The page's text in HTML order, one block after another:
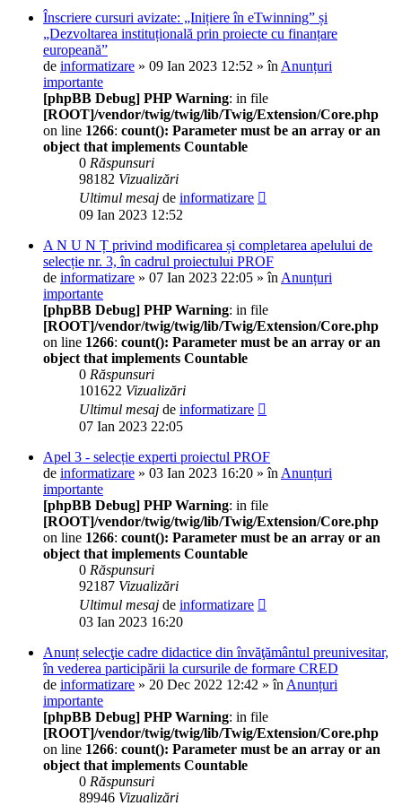
Înscriere cursuri avizate: „Inițiere în eTwinning” și
„Dezvoltarea instituțională prin proiecte cu finanțare
europeană”
de informatizare » 09 Ian 2023 12:52 » în Anunțuri
importante
[phpBB Debug] PHP Warning: in file
[ROOT]/vendor/twig/twig/lib/Twig/Extension/Core.php
on line 1266: count(): Parameter must be an array or an
object that implements Countable
0 Răspunsuri
98182 Vizualizări
Ultimul mesaj de informatizare
09 Ian 2023 12:52
A N U N Ț privind modificarea și completarea apelului de
selecție nr. 3, în cadrul proiectului PROF
de informatizare » 07 Ian 2023 22:05 » în Anunțuri
importante
[phpBB Debug] PHP Warning: in file
[ROOT]/vendor/twig/twig/lib/Twig/Extension/Core.php
on line 1266: count(): Parameter must be an array or an
object that implements Countable
0 Răspunsuri
101622 Vizualizări
Ultimul mesaj de informatizare
07 Ian 2023 22:05
Apel 3 - selecție experti proiectul PROF
de informatizare » 03 Ian 2023 16:20 » în Anunțuri
importante
[phpBB Debug] PHP Warning: in file
[ROOT]/vendor/twig/twig/lib/Twig/Extension/Core.php
on line 1266: count(): Parameter must be an array or an
object that implements Countable
0 Răspunsuri
92187 Vizualizări
Ultimul mesaj de informatizare
03 Ian 2023 16:20
Anunț selecţie cadre didactice din învăţământul preunivesitar,
în vederea participării la cursurile de formare CRED
de informatizare » 20 Dec 2022 12:42 » în Anunțuri
importante
[phpBB Debug] PHP Warning: in file
[ROOT]/vendor/twig/twig/lib/Twig/Extension/Core.php
on line 1266: count(): Parameter must be an array or an
object that implements Countable
0 Răspunsuri
89946 Vizualizări